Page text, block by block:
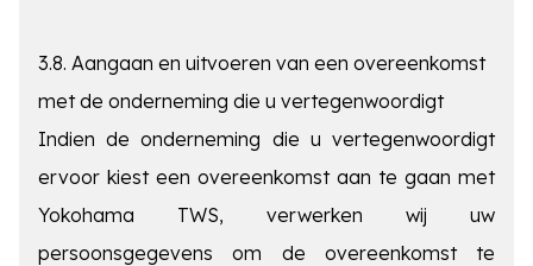
3.8. Aangaan en uitvoeren van een overeenkomst
met de onderneming die u vertegenwoordigt
Indien de onderneming die u vertegenwoordigt
ervoor kiest een overeenkomst aan te gaan met
Yokohama TWS, verwerken wij uw
persoonsgegevens om de overeenkomst te